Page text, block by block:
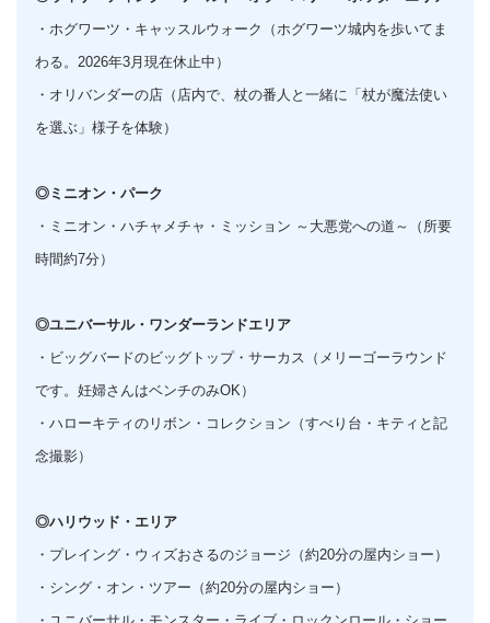
・ホグワーツ・キャッスルウォーク（ホグワーツ城内を歩いてま
わる。2026年3月現在休止中）
・オリバンダーの店（店内で、杖の番人と一緒に「杖が魔法使い
を選ぶ」様子を体験）
◎ミニオン・パーク
・ミニオン・ハチャメチャ・ミッション ～大悪党への道～（所要
時間約7分）
◎ユニバーサル・ワンダーランドエリア
・ビッグバードのビッグトップ・サーカス（メリーゴーラウンド
です。妊婦さんはベンチのみOK）
・ハローキティのリボン・コレクション（すべり台・キティと記
念撮影）
◎ハリウッド・エリア
・プレイング・ウィズおさるのジョージ（約20分の屋内ショー）
・シング・オン・ツアー（約20分の屋内ショー）